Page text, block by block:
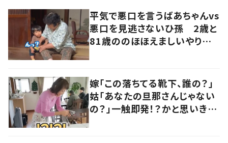
平気で悪口を言うばあちゃんvs
悪口を見逃さないひ孫 2歳と
81歳ののほほえましいやり取り
嫁「この落ちてる靴下、誰の？」
姑「あなたの旦那さんじゃない
の？」一触即発！？かと思いき